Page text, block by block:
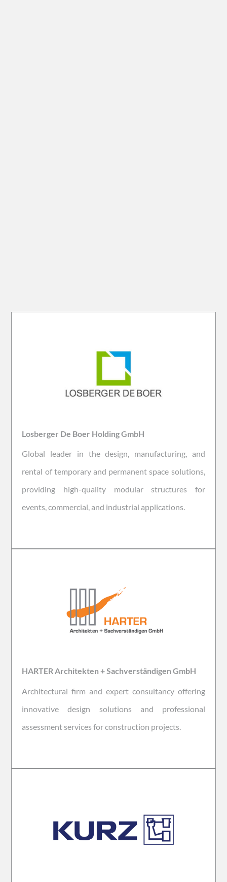
Losberger De Boer Holding GmbH
Global leader in the design, manufacturing, and
rental of temporary and permanent space solutions,
providing high-quality modular structures for
events, commercial, and industrial applications.
HARTER Architekten + Sachverständigen GmbH
Architectural firm and expert consultancy offering
innovative design solutions and professional
assessment services for construction projects.